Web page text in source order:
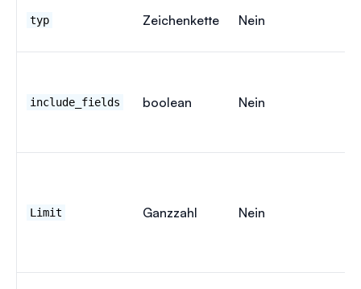
typ Zeichenkette Nein
include_fields boolean Nein
Limit Ganzzahl Nein